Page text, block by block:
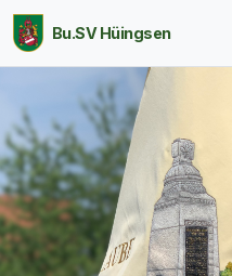
Bu.SV Hüingsen